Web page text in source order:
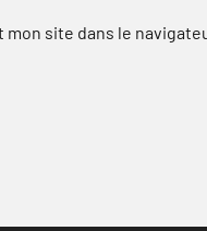
site dans le